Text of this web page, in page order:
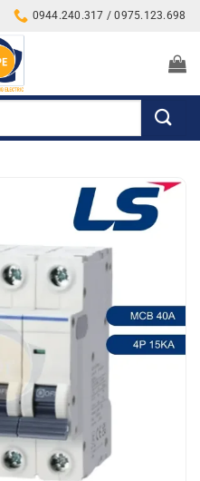
0944.240.317 / 0975.123.698